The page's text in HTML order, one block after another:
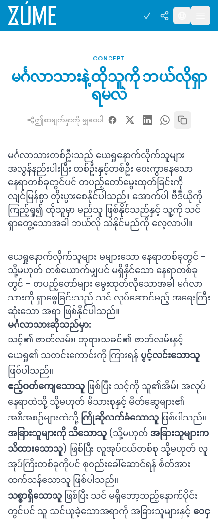
CONCEPT
မင်္ဂလာသားနဲ့ ထိုသူကို ဘယ်လိုရှာ
ရမလဲ
ဤစာမျက်နှာကို မျှဝေပါ
မင်္ဂလာသားတစ်ဦးသည် ယေရှုနောက်လိုက်သူများ
အလွန်နည်းပါးပြီး တစ်ဦးနှင့်တစ်ဦး ဝေးကွာနေသော
နေရာတစ်ခုတွင်ပင် တပည့်တော်မွေးထုတ်ခြင်းကို
လျင်မြန်စွာ တိုးပွားစေနိုင်ပါသည်။ အောက်ပါ ဗီဒီယိုကို
ကြည့်ရှု၍ ထိုသူမှာ မည်သူ ဖြစ်နိုင်သည်နှင့် သူ့ကို သင်
ရှာတွေ့သောအခါ ဘယ်လို သိနိုင်မည်ကို လေ့လာပါ။
ယေရှုနောက်လိုက်သူများ မများသော နေရာတစ်ခုတွင် -
သို့မဟုတ် တစ်ယောက်မျှပင် မရှိနိုင်သော နေရာတစ်ခု
တွင် - တပည့်တော်များ မွေးထုတ်လိုသောအခါ မင်္ဂလာ
သားကို ရှာဖွေခြင်းသည် သင် လုပ်ဆောင်မည့် အရေးကြီး
ဆုံးသော အရာ ဖြစ်နိုင်ပါသည်။
မင်္ဂလာသားဆိုသည်မှာ:
သင့်၏ ဇာတ်လမ်း၊ ဘုရားသခင်၏ ဇာတ်လမ်းနှင့်
ယေရှု၏ သတင်းကောင်းကို ကြားရန် ပွင့်လင်းသောသူ
ဖြစ်ပါသည်။
ဧည့်ဝတ်ကျေသောသူ ဖြစ်ပြီး သင့်ကို သူ၏အိမ်၊ အလုပ်
နေရာထဲသို့ သို့မဟုတ် မိသားစုနှင့် မိတ်ဆွေများ၏
အစီအစဉ်များထဲသို့ ကြိုဆိုလက်ခံသောသူ ဖြစ်ပါသည်။
အခြားသူများကို သိသောသူ (သို့မဟုတ် အခြားသူများက
သိထားသောသူ) ဖြစ်ပြီး လူအုပ်ငယ်တစ်စု သို့မဟုတ် လူ
အုပ်ကြီးတစ်ခုကိုပင် စုစည်းခေါ်ဆောင်ရန် စိတ်အား
ထက်သန်သောသူ ဖြစ်ပါသည်။
သစ္စာရှိသောသူ ဖြစ်ပြီး သင် မရှိတော့သည့်နောက်ပိုင်း
တွင်ပင် သူ သင်ယူခဲ့သောအရာကို အခြားသူများနှင့် ဝေငှ